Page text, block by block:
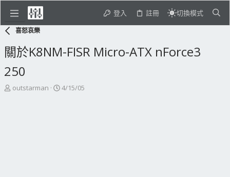
登入 註冊 切換模式
喜怒哀樂
關於K8NM-FISR Micro-ATX nForce3
250
主
outstarman
開
4/15/05